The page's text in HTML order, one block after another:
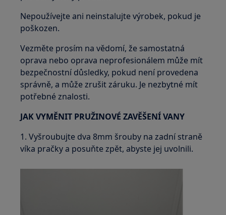
Nepoužívejte ani neinstalujte výrobek, pokud je
poškozen.
Vezměte prosím na vědomí, že samostatná
oprava nebo oprava neprofesionálem může mít
bezpečnostní důsledky, pokud není provedena
správně, a může zrušit záruku. Je nezbytné mít
potřebné znalosti.
JAK VYMĚNIT PRUŽINOVÉ ZAVĚŠENÍ VANY
1. Vyšroubujte dva 8mm šrouby na zadní straně
víka pračky a posuňte zpět, abyste jej uvolnili.